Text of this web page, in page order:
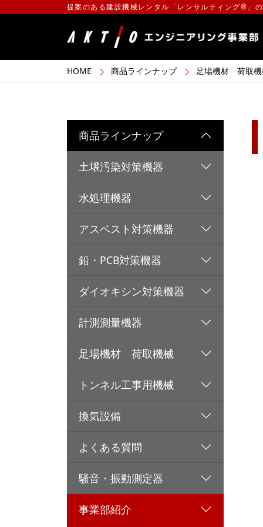
提案のある建設機械レンタル「レンサルティング®」
HOME 商品ラインナップ 足場機材 荷取
商品ラインナップ
土壌汚染対策機器
水処理機器
アスベスト対策機器
鉛・PCB対策機器
ダイオキシン対策機器
計測測量機器
足場機材 荷取機械
トンネル工事用機械
換気設備
よくある質問
騒音・振動測定器
事業部紹介